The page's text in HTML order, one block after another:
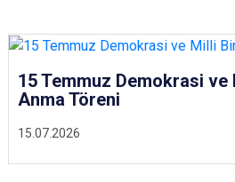
15.07.2026
15 Temmuz Demokrasi ve
Anma Töreni